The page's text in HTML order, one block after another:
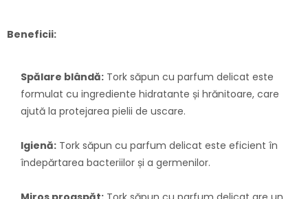
Beneficii:
Spălare blândă: Tork săpun cu parfum delicat este
formulat cu ingrediente hidratante și hrănitoare, care
ajută la protejarea pielii de uscare.
Igienă: Tork săpun cu parfum delicat este eficient în
îndepărtarea bacteriilor și a germenilor.